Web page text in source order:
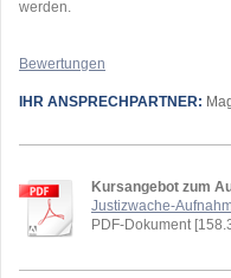
werden.
Bewertungen
IHR ANSPRECHPARTNER:
Kursangebot zum
Justizwache-
PDF-Dokument